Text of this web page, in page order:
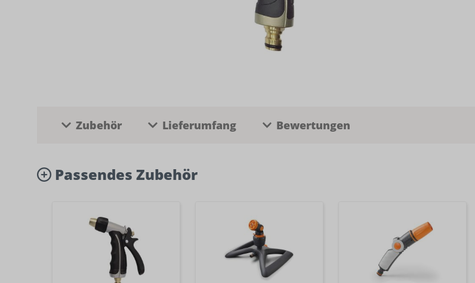
Zubehör Lieferumfang Bewertungen
Passendes Zubehör